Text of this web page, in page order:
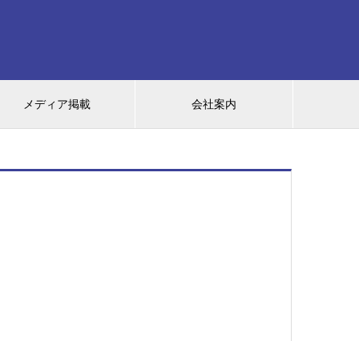
メディア掲載 会社案内